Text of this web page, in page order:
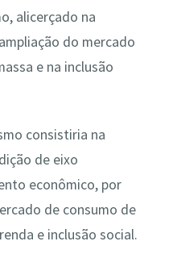
alicerçado na
do mercado
e na inclusão
consistiria na
de eixo
econômico, por
de consumo de
e inclusão social.